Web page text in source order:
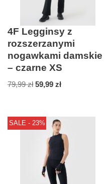
4F Legginsy z
rozszerzanymi
nogawkami damskie
– czarne XS
79,99zł 59,99 zł
SALE - 23%